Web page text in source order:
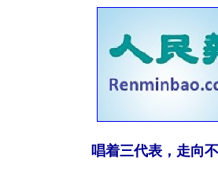
唱着三代表，走向